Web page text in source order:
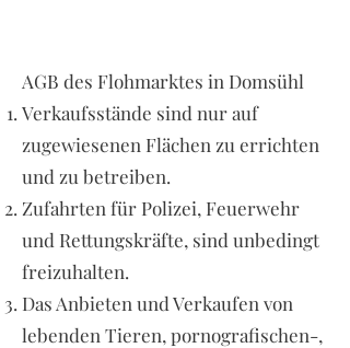
AGB des Flohmarktes in Domsühl
Verkaufsstände sind nur auf
zugewiesenen Flächen zu errichten
und zu betreiben.
Zufahrten für Polizei, Feuerwehr
und Rettungskräfte, sind unbedingt
freizuhalten.
Das Anbieten und Verkaufen von
lebenden Tieren, pornografischen-,